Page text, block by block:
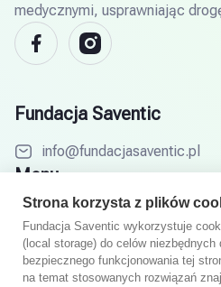
medycznymi, usprawniając
Fundacja Saventic
info@fundacjasaventic.pl
Menu
Jak to działa
Specjaliści
Strona korzysta z plików
Fundacja Saventic wykorzystuje
(local storage) do celów niezbędnych
bezpiecznego funkcjonowania tej
na temat stosowanych rozwiązań